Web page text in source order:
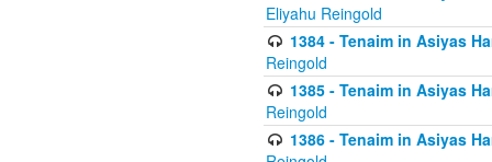
Eliyahu Reingold
1384 - Tenaim in Asiyas
Reingold
1385 - Tenaim in Asiyas
Reingold
1386 - Tenaim in Asiyas